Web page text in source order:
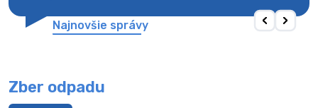
Najnovšie správy
Zber odpadu